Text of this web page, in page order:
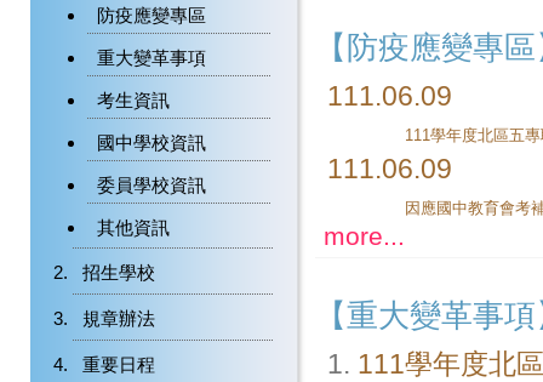
防疫應變專區
重大變革事項
考生資訊
國中學校資訊
委員學校資訊
其他資訊
招生學校
規章辦法
重要日程
【防疫應變專
111.06.09
111學年度北區五
111.06.09
more...
【重大變革事
1. 111學年度北